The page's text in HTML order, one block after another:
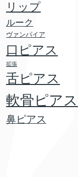
リップ
ルーク
ヴァンパイア
口ピアス
拡張
舌ピアス
軟骨ピアス
鼻ピアス